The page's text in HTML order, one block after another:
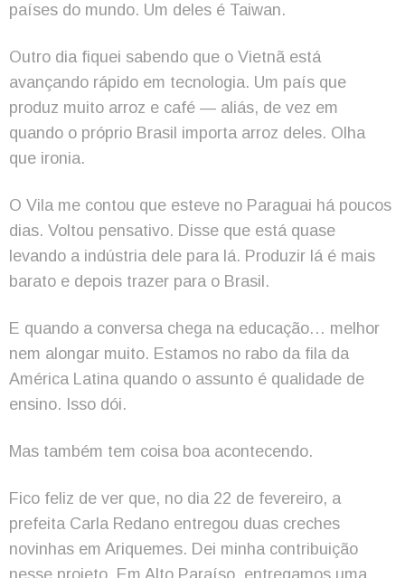
países do mundo. Um deles é Taiwan.
Outro dia fiquei sabendo que o Vietnã está
avançando rápido em tecnologia. Um país que
produz muito arroz e café — aliás, de vez em
quando o próprio Brasil importa arroz deles. Olha
que ironia.
O Vila me contou que esteve no Paraguai há poucos
dias. Voltou pensativo. Disse que está quase
levando a indústria dele para lá. Produzir lá é mais
barato e depois trazer para o Brasil.
E quando a conversa chega na educação… melhor
nem alongar muito. Estamos no rabo da fila da
América Latina quando o assunto é qualidade de
ensino. Isso dói.
Mas também tem coisa boa acontecendo.
Fico feliz de ver que, no dia 22 de fevereiro, a
prefeita Carla Redano entregou duas creches
novinhas em Ariquemes. Dei minha contribuição